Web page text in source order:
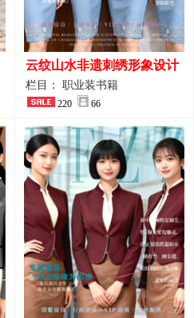
云纹山水非遗刺绣形象设计
工装｜会议礼仪接待人员制
服画册
栏目： 职业装书籍
220 66